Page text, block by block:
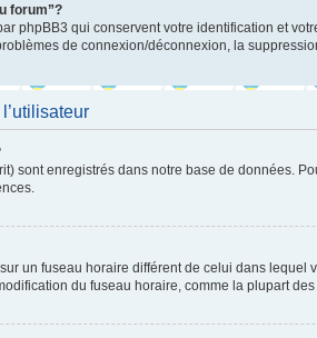
forum”?
phpBB3 qui conservent votre identification et
de connexion/déconnexion, la
sont enregistrés dans notre base de données.
un fuseau horaire différent de celui dans
du fuseau horaire, comme la plupart